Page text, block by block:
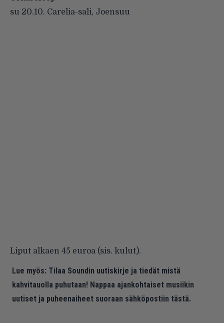
su 20.10. Carelia-sali, Joensuu
Liput alkaen 45 euroa (sis. kulut).
Lue myös: Tilaa Soundin uutiskirje ja tiedät mistä
kahvitauolla puhutaan! Nappaa ajankohtaiset musiikin
uutiset ja puheenaiheet suoraan sähköpostiin tästä.